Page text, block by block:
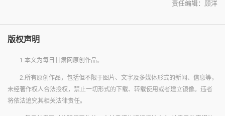
责任编辑：顾洋
版权声明
1.本文为每日甘肃网原创作品。
2.所有原创作品，包括但不限于图片、文字及多媒体形式的新闻、信息等，
未经著作权人合法授权，禁止一切形式的下载、转载使用或者建立镜像。违者
将依法追究其相关法律责任。